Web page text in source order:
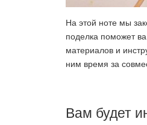
На этой ноте мы
поделка поможет
материалов и
ним время за
Вам будет